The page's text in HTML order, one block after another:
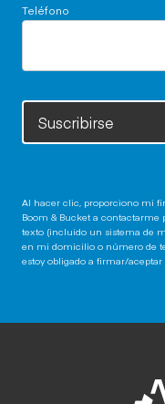
Teléfono
Suscribirse
Al hacer clic, proporciono mi
Boom & Bucket a
texto (incluido un sistema de
en mi domicilio o número de
estoy obligado a firmar/